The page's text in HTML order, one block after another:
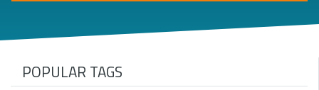
POPULAR TAGS